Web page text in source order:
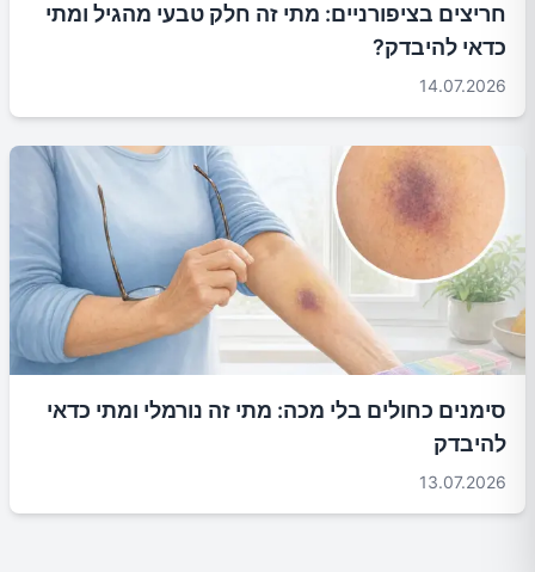
חריצים בציפורניים: מתי זה חלק טבעי מהגיל ומתי
כדאי להיבדק?
14.07.2026
סימנים כחולים בלי מכה: מתי זה נורמלי ומתי כדאי
להיבדק
13.07.2026